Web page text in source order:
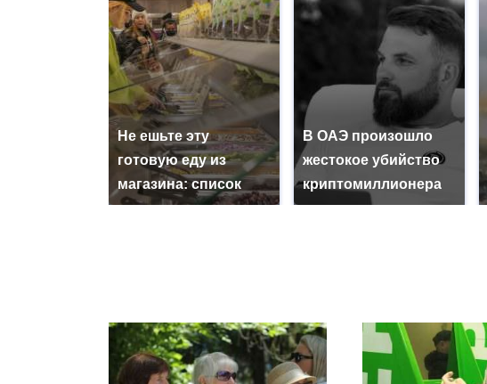
Не ешьте эту
готовую еду из
магазина: список
В ОАЭ произошло
жестокое убийство
криптомиллионера